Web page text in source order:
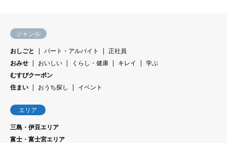
ジャンル
おしごと
パート・アルバイト
正社員
おみせ
おいしい くらし・健康 キレイ
学ぶ
むすびクーポン
住まい
おうち探し イベント
エリア
三島・伊豆エリア
富士・富士宮エリア